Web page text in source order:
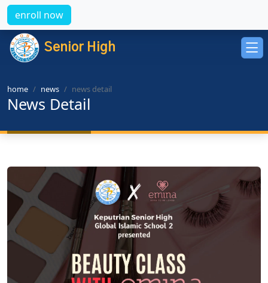
enroll now
Senior High
home news news detail
News Detail